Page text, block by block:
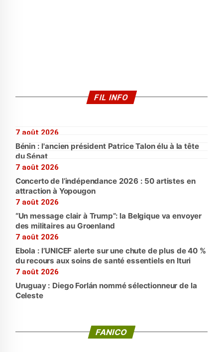
FIL INFO
7 août 2026
Bénin : l'ancien président Patrice Talon élu à la tête
du Sénat
7 août 2026
Concerto de l’indépendance 2026 : 50 artistes en
attraction à Yopougon
7 août 2026
“Un message clair à Trump”: la Belgique va envoyer
des militaires au Groenland
7 août 2026
Ebola : l’UNICEF alerte sur une chute de plus de 40 %
du recours aux soins de santé essentiels en Ituri
7 août 2026
Uruguay : Diego Forlán nommé sélectionneur de la
Celeste
FANICO